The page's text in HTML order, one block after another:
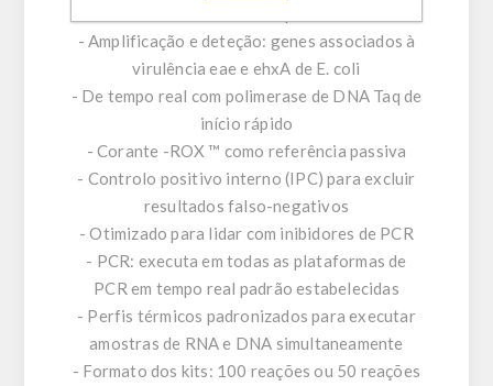
- Amplificação e deteção: genes associados à
virulência eae e ehxA de E. coli
- De tempo real com polimerase de DNA Taq de
início rápido
- Corante -ROX ™ como referência passiva
- Controlo positivo interno (IPC) para excluir
resultados falso-negativos
- Otimizado para lidar com inibidores de PCR
- PCR: executa em todas as plataformas de
PCR em tempo real padrão estabelecidas
- Perfis térmicos padronizados para executar
amostras de RNA e DNA simultaneamente
- Formato dos kits: 100 reações ou 50 reações